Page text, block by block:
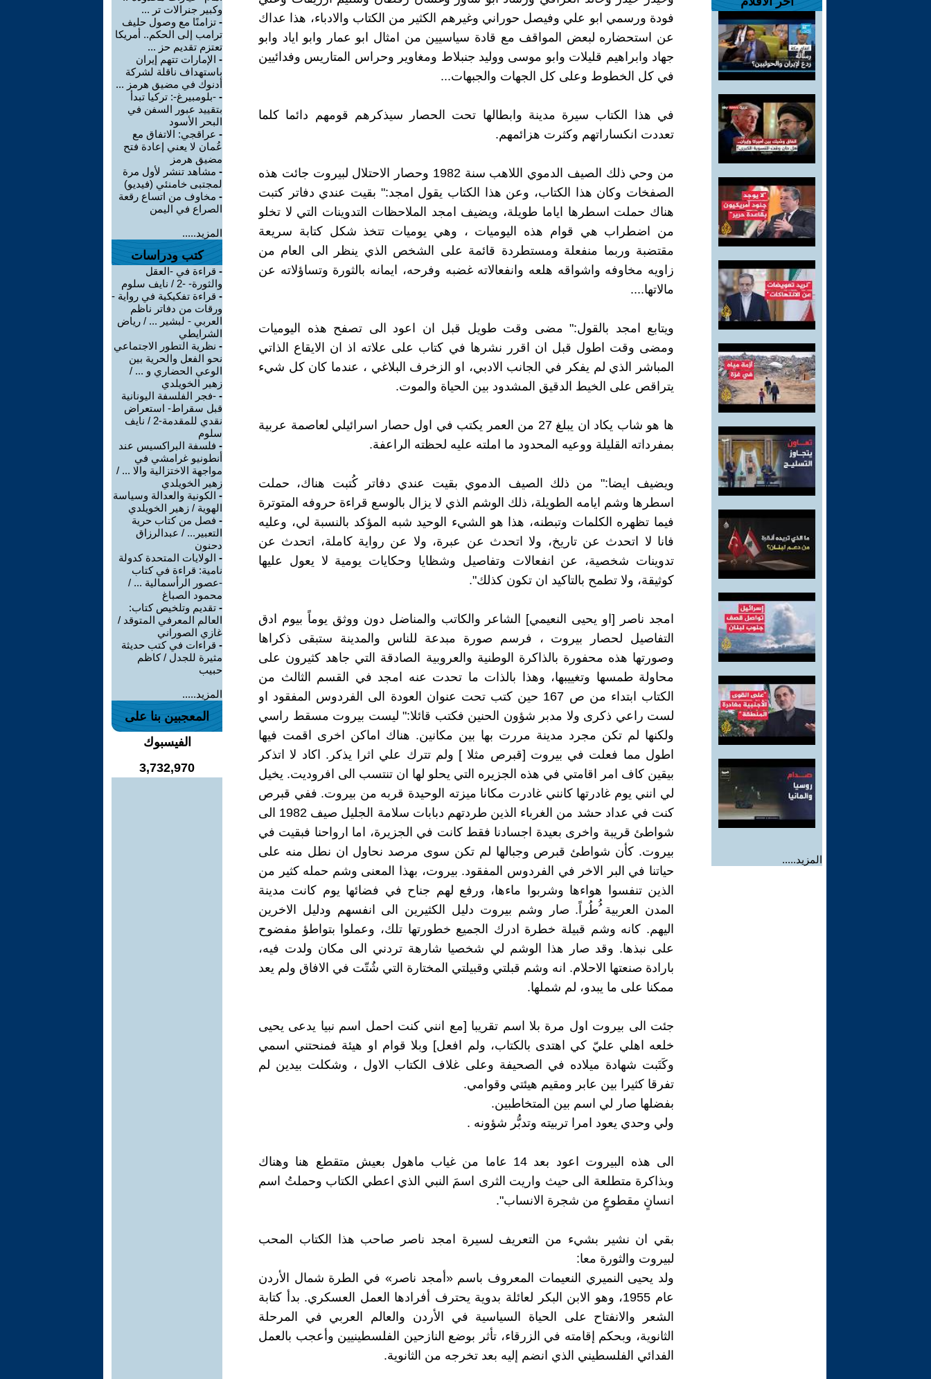
المزيد.....
فودة ورسمي ابو علي وفيصل حوراني وغيرهم الكثير من الكتاب والادباء، هذا عداك
عن استحضاره لبعض المواقف مع قادة سياسيين من امثال ابو عمار وابو اياد وابو
جهاد وابراهيم قليلات وابو موسى ووليد جنبلاط ومغاوير وحراس المتاريس وفدائيين
في كل الخطوط وعلى كل الجهات والجبهات...
في هذا الكتاب سيرة مدينة وابطالها تحت الحصار سيذكرهم قومهم دائما كلما
تعددت انكساراتهم وكثرت هزائمهم.
من وحي ذلك الصيف الدموي اللاهب سنة 1982 وحصار الاحتلال لبيروت جائت هذه
الصفخات وكان هذا الكتاب، وعن هذا الكتاب يقول امجد:" بقيت عندي دفاتر كتبت
هناك حملت اسطرها اياما طويلة، ويضيف امجد الملاحظات التدوينات التي لا تخلو
من اضطراب هي قوام هذه اليوميات ، وهي يوميات تتخذ شكل كتابة سريعة
مقتضبة وربما منفعلة ومستطردة قائمة على الشخص الذي ينظر الى العام من
زاويه مخاوفه واشواقه هلعه وانفعالاته غضبه وفرحه، ايمانه بالثورة وتساؤلاته عن
مالاتها....
ويتابع امجد بالقول:" مضى وقت طويل قبل ان اعود الى تصفح هذه اليوميات
ومضى وقت اطول قبل ان اقرر نشرها في كتاب على علاته اذ ان الايقاع الذاتي
المباشر الذي لم يفكر في الجانب الادبي، او الزخرف البلاغي ، عندما كان كل شيء
يتراقص على الخيط الدقيق المشدود بين الحياة والموت.
ها هو شاب يكاد ان يبلغ 27 من العمر يكتب في اول حصار اسرائيلي لعاصمة عربية
بمفرداته القليلة ووعيه المحدود ما املته عليه لحظته الراعفة.
ويضيف ايضا:" من ذلك الصيف الدموي بقيت عندي دفاتر كُتبت هناك، حملت
اسطرها وشم ايامه الطويلة، ذلك الوشم الذي لا يزال بالوسع قراءة حروفه المتوترة
فيما تظهره الكلمات وتبطنه، هذا هو الشيء الوحيد شبه المؤكد بالنسبة لي، وعليه
فانا لا اتحدث عن تاريخ، ولا اتحدث عن عبرة، ولا عن رواية كاملة، اتحدث عن
تدوينات شخصية، عن انفعالات وتفاصيل وشظايا وحكايات يومية لا يعول عليها
كوثيقة، ولا تطمح بالتاكيد ان تكون كذلك".
امجد ناصر [او يحيى النعيمي] الشاعر والكاتب والمناضل دون ووثق يوماً بيوم ادق
التفاصيل لحصار بيروت ، فرسم صورة مبدعة للناس والمدينة ستبقى ذكراها
وصورتها هذه محفورة بالذاكرة الوطنية والعروبية الصادقة التي جاهد كثيرون على
محاولة طمسها وتغييبها، وهذا بالذات ما تحدت عنه امجد في القسم الثالث من
الكتاب ابتداء من ص 167 حين كتب تحت عنوان العودة الى الفردوس المفقود او
لست راعي ذكرى ولا مدبر شؤون الحنين فكتب قائلا:" ليست بيروت مسقط راسي
ولكنها لم تكن مجرد مدينة مررت بها بين مكانين. هناك اماكن اخرى اقمت فيها
اطول مما فعلت في بيروت [قبرص مثلا ] ولم تترك علي اثرا يذكر. اكاد لا اتذكر
بيقين كاف امر اقامتي في هذه الجزيره التي يحلو لها ان تنتسب الى افروديت. يخيل
لي انني يوم غادرتها كانني غادرت مكانا ميزته الوحيدة قربه من بيروت. ففي قبرص
كنت في عداد حشد من الغرباء الذين طردتهم دبابات سلامة الجليل صيف 1982 الى
شواطئ قريبة واخرى بعيدة اجسادنا فقط كانت في الجزيرة، اما ارواحنا فبقيت في
بيروت. كأن شواطئ قبرص وجبالها لم تكن سوى مرصد نحاول ان نطل منه على
حياتنا في البر الاخر في الفردوس المفقود. بيروت، بهذا المعنى وشم حمله كثير من
الذين تنفسوا هواءها وشربوا ماءها، ورفع لهم جناح في فضائها يوم كانت مدينة
المدن العربية ُُطُراً. صار وشم بيروت دليل الكثيرين الى انفسهم ودليل الاخرين
اليهم. كانه وشم قبيلة خطرة ادرك الجميع خطورتها تلك، وعملوا بتواطؤ مفضوح
على نبذها. وقد صار هذا الوشم لي شخصيا شارهة تردني الى مكان ولدت فيه،
بارادة صنعتها الاحلام. انه وشم قبلتي وقبيلتي المختارة التي شُتّت في الافاق ولم يعد
ممكنا على ما يبدو، لم شملها.
جئت الى بيروت اول مرة بلا اسم تقريبا [مع انني كنت احمل اسم نبيا يدعى يحيى
خلعه اهلي عليّ كي اهتدى بالكتاب، ولم افعل] وبلا قوام او هيئة فمنحتني اسمي
وكَتَبت شهادة ميلاده في الصحيفة وعلى غلاف الكتاب الاول ، وشكلت بيدين لم
تفرقا كثيرا بين عابر ومقيم هيئتي وقوامي.
بفضلها صار لي اسم بين المتخاطبين.
ولي وحدي يعود امرا تربيته وتدبُّر شؤونه .
الى هذه البيروت اعود بعد 14 عاما من غياب ماهول بعيش متقطع هنا وهناك
وبذاكرة متطلعة الى حيث واريت الثرى اسمَ النبي الذي اعطي الكتاب وحملتُ اسم
انسانٍ مقطوعٍ من شجرة الانساب".
بقي ان نشير بشيء من التعريف لسيرة امجد ناصر صاحب هذا الكتاب المحب
لبيروت والثورة معا:
ولد يحيى النميري النعيمات المعروف باسم «أمجد ناصر» في الطرة شمال الأردن
عام 1955، وهو الابن البكر لعائلة بدوية يحترف أفرادها العمل العسكري. بدأ كتابة
الشعر والانفتاح على الحياة السياسية في الأردن والعالم العربي في المرحلة
الثانوية، وبحكم إقامته في الزرقاء، تأثر بوضع النازحين الفلسطينيين وأعجب بالعمل
الفدائي الفلسطيني الذي انضم إليه بعد تخرجه من الثانوية.
وكبير جنرالات تر ...
- تزامنًا مع وصول حليف
ترامب إلى الحكم.. أمريكا
تعتزم تقديم حز ...
- الإمارات تتهم إيران
باستهداف ناقلة لشركة
أدنوك في مضيق هرمز ...
- -بلومبيرغ-: تركيا تبدأ
بتقييد عبور السفن في
البحر الأسود
- عراقجي: الاتفاق مع
عُمان لا يعني إعادة فتح
مضيق هرمز
- مشاهد تنشر لأول مرة
لمجتبى خامنئي (فيديو)
- مخاوف من اتساع رقعة
الصراع في اليمن
المزيد.....
كتب ودراسات
- قراءة في -العقل
والثورة- -2 / نايف سلوم
- قراءة تفكيكية في رواية -
ورقات من دفاتر ناظم
العربي - لبشير ... / رياض
الشرايطي
- نظرية التطور الاجتماعي
نحو الفعل والحرية بين
الوعي الحضاري و ... /
زهير الخويلدي
- -فجر الفلسفة اليونانية
قبل سقراط- استعراض
نقدي للمقدمة-2 / نايف
سلوم
- فلسفة البراكسيس عند
أنطونيو غرامشي في
مواجهة الاختزالية والا ... /
زهير الخويلدي
- الكونية والعدالة وسياسة
الهوية / زهير الخويلدي
- فصل من كتاب حرية
التعبير... / عبدالرزاق
دحنون
- الولايات المتحدة كدولة
نامية: قراءة في كتاب
-عصور الرأسمالية ... /
محمود الصباغ
- تقديم وتلخيص كتاب:
العالم المعرفي المتوقد /
غازي الصوراني
- قراءات في كتب حديثة
مثيرة للجدل / كاظم
حبيب
المزيد.....
المعجبين بنا على
الفيسبوك
3,732,970